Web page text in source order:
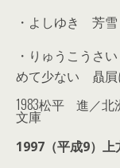
・よしゆき 芳雪
・りゅうこう
めて少ない 贔屓
1983松平 進／
文庫
1997（平成9）